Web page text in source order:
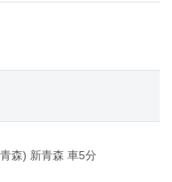
森) 新青森 車5分